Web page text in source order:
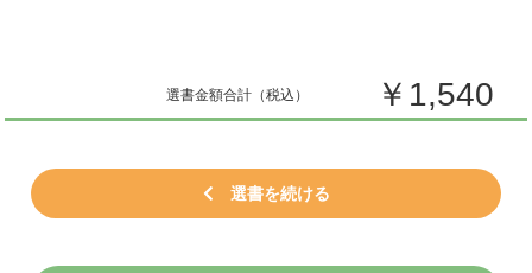
選書金額合計（税込） ￥1,540
選書を続ける